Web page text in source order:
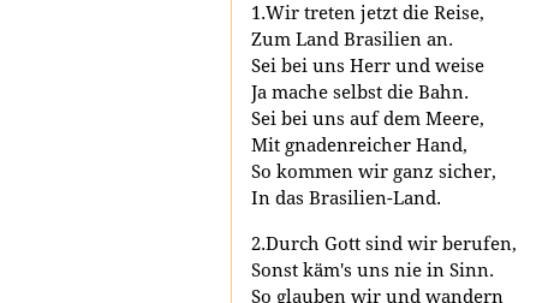
1.Wir treten jetzt die Reise,
Zum Land Brasilien an.
Sei bei uns Herr und weise
Ja mache selbst die Bahn.
Sei bei uns auf dem Meere,
Mit gnadenreicher Hand,
So kommen wir ganz sicher,
In das Brasilien-Land.
2.Durch Gott sind wir berufen,
Sonst käm's uns nie in Sinn.
So glauben wir und wandern